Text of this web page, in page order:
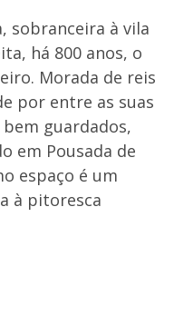
sobranceira à vila
há 800 anos, o
Morada de reis
por entre as suas
guardados,
em Pousada de
espaço é um
à pitoresca